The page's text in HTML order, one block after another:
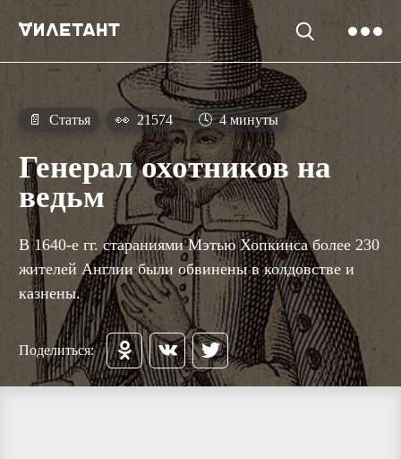
📄 Статья 👀 21574 🕓 4 минуты
Генерал охотников на
ведьм
В 1640-е гг. стараниями Мэтью Хопкинса более 230
жителей Англии были обвинены в колдовстве и
казнены.
Поделиться: